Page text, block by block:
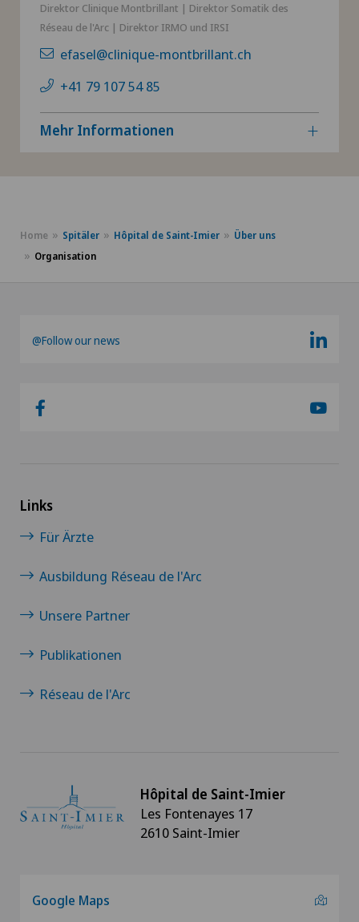
Direktor Clinique Montbrillant | Direktor Somatik des
Réseau de l'Arc | Direktor IRMO und IRSI
efasel@clinique-montbrillant.ch
+41 79 107 54 85
Mehr Informationen
Home Spitäler Hôpital de Saint-Imier
Über uns
Organisation
@Follow our news
Links
Für Ärzte
Ausbildung Réseau de l'Arc
Unsere Partner
Publikationen
Réseau de l'Arc
Hôpital de Saint-Imier
Les Fontenayes 17
2610 Saint-Imier
Google Maps